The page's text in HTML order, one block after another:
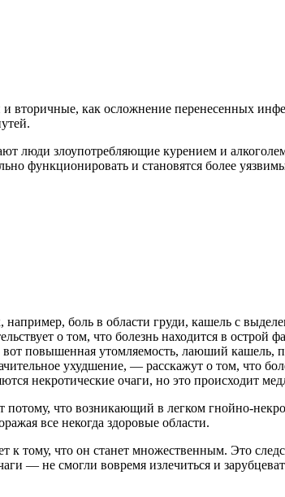
вторичные, как осложнение перенесенных
люди злоупотребляющие курением и
функционировать и становятся более
боль в области груди, кашель с
о том, что болезнь находится в острой
повышенная утомляемость, лаюший кашель,
ухудшение, — расскажут о том, что
некротические очаги, но это происходит
потому, что возникающий в легком гнойно-
все некогда здоровые области.
к тому, что он станет множественным. Это
— не смогли вовремя излечиться и